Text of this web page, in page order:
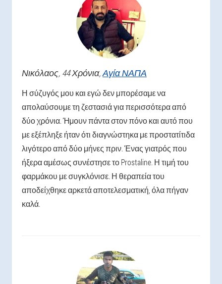
Νικόλαος, 44 Χρόνια,Αγία ΝΑΠΑ
Η σύζυγός μου και εγώ δεν μπορέσαμε να
απολαύσουμε τη ζεστασιά για περισσότερα από
δύο χρόνια. Ήμουν πάντα στον πόνο και αυτό που
με εξέπληξε ήταν ότι διαγνώστηκα με προστατίτιδα
λιγότερο από δύο μήνες πριν. Ένας γιατρός που
ήξερα αμέσως συνέστησε το Prostaline. Η τιμή του
φαρμάκου με συγκλόνισε. Η θεραπεία του
αποδείχθηκε αρκετά αποτελεσματική, όλα πήγαν
καλά.